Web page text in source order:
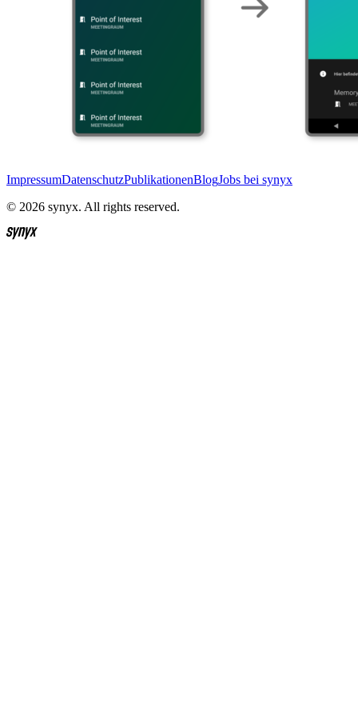
ImpressumDatenschutzPublikationenBlogJobs bei synyx
© 2026 synyx. All rights reserved.